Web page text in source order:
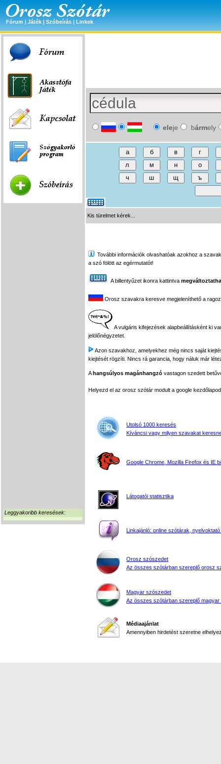
Fórum | Játék | Szóbeírás | Linkek
Leggyakoribb keresések:
eleje bármely
Kis türelmet kérek...
További információk olvashatóak azokhoz a
a szó fölött az egérmutatót!
A billentyűzet ikonra kattintva
Orosz szavakra keresve megjeleníthető a
A vulgáris kifejezések alapbeállításként ki
jelölőnégyzetet.
Azon szavakhoz, amelyekhez még nincs saját
kiejtését rögzíti. Nincs rá garancia, hogy náluk már
Ahangsúlyos magánhangzó vastagon szedett
Helyezd el az orosz szótár modult a google
Utolsó 1000 keresés
Kíváncsi vagy milyen szavakat
Google Chrome, Mozilla Firefox és IE
Látogatói statisztika
Linkajánló: online szótárak, nyelvoktató
Orosz szószedet
Az összes szótárban szereplő orosz
Magyar szószedet
Az összes szótárban szereplő magyar
Médiaajánlat
Amennyiben hirdetést szeretne